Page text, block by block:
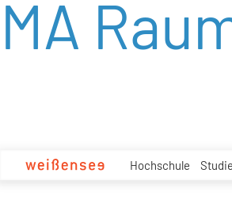
zum
Inhalt
Hochschule
MA